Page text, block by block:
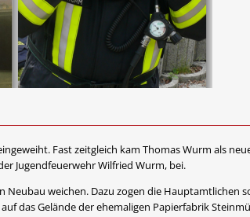
Fast zeitgleich kam Thomas Wurm als
Jugendfeuerwehr Wilfried Wurm, bei.
weichen. Dazu zogen die Hauptamtlichen
das Gelände der ehemaligen Papierfabrik